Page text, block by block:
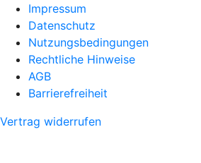
Impressum
Datenschutz
Nutzungsbedingungen
Rechtliche Hinweise
AGB
Barrierefreiheit
Vertrag widerrufen